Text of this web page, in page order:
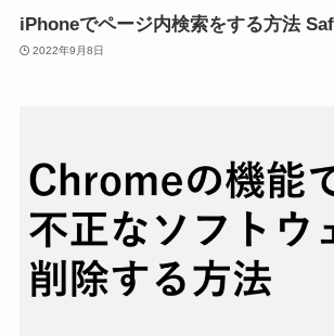
iPhoneでページ内検索をする方法
2022年9月8日